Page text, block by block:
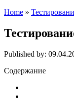
Home »
Published by:
Содержание